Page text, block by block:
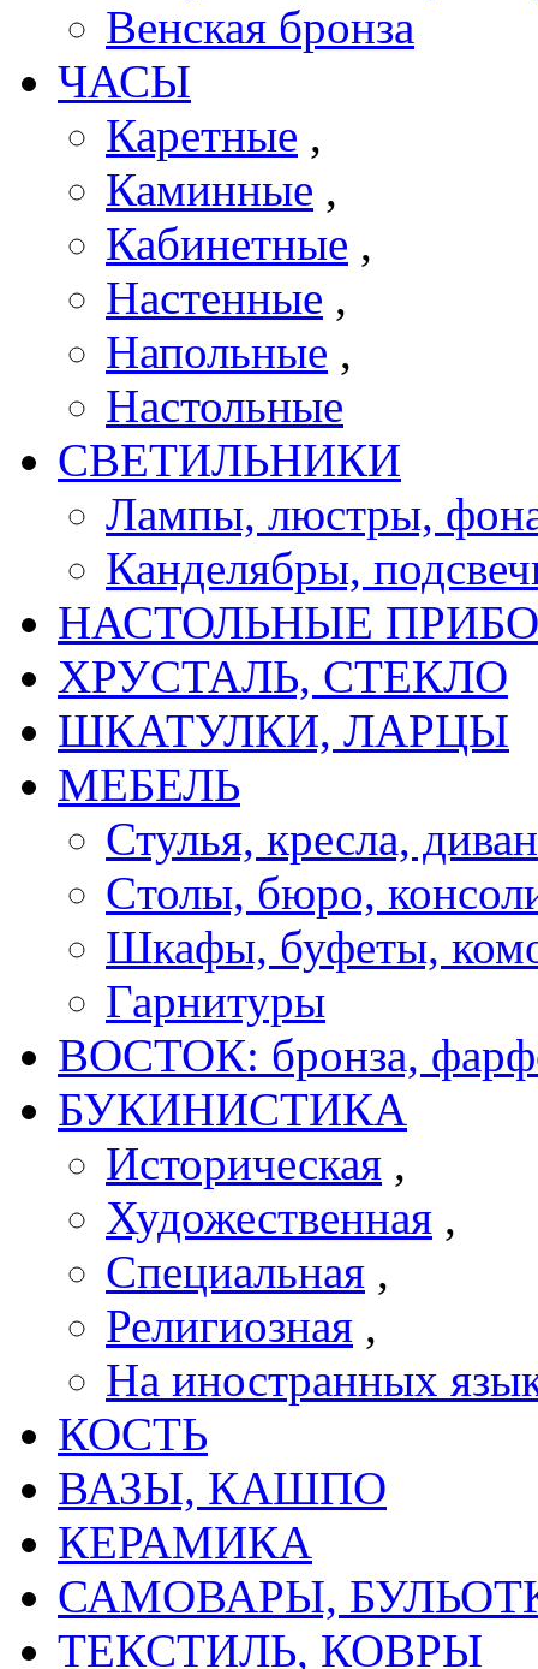
Венская бронза
ЧАСЫ
Каретные ,
Каминные ,
Кабинетные ,
Настенные ,
Напольные ,
Настольные
СВЕТИЛЬНИКИ
Лампы, люстры,
Канделябры,
НАСТОЛЬНЫЕ
ХРУСТАЛЬ, СТЕКЛО
ШКАТУЛКИ, ЛАРЦЫ
МЕБЕЛЬ
Стулья, кресла,
Cтолы, бюро,
Шкафы, буфеты,
Гарнитуры
ВОСТОК: бронза,
БУКИНИСТИКА
Историческая ,
Художественная ,
Специальная ,
Религиозная ,
На иностранных
КОСТЬ
ВАЗЫ, КАШПО
КЕРАМИКА
САМОВАРЫ,
ТЕКСТИЛЬ, КОВРЫ